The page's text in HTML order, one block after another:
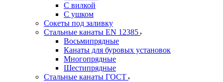
С вилкой
С ушком
Сокеты под заливку
Стальные канаты EN 12385
Восьмипрядные
Канаты для буровых установок
Многопрядные
Шестипрядные
Стальные канаты ГОСТ